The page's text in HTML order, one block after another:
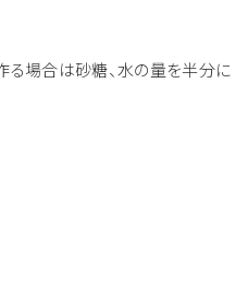
る場合は砂糖、水の量を半分に